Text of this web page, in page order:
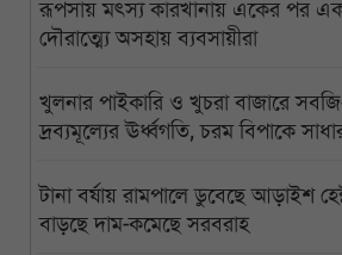
রূপসায় মৎস্য কারখানায় একের পর
দৌরাত্ম্যে অসহায় ব্যবসায়ীরা
খুলনার পাইকারি ও খুচরা বাজারে
দ্রব্যমূল্যের ঊর্ধ্বগতি, চরম বিপাকে
টানা বর্ষায় রামপালে ডুবেছে আড়াইশ
বাড়ছে দাম-কমেছে সরবরাহ